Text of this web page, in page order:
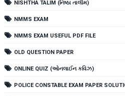
NISHTHA TALIM (નિષ્ઠા તાલીમ)
NMMS EXAM
NMMS EXAM USEFUL PDF FILE
OLD QUESTION PAPER
ONLINE QUIZ (ઓનલાઈન કવિઝ)
POLICE CONSTABLE EXAM PAPER